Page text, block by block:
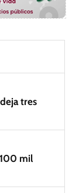
tres
mil